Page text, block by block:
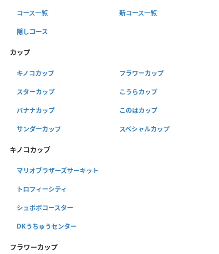
コース一覧 新コース一覧
隠しコース
カップ
キノコカップ フラワーカップ
スターカップ こうらカップ
バナナカップ このはカップ
サンダーカップ スペシャルカップ
キノコカップ
マリオブラザーズサーキット
トロフィーシティ
シュポポコースター
DKうちゅうセンター
フラワーカップ